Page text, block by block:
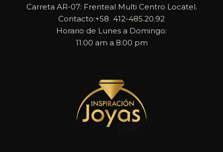
Carreta AR-07: Frenteal Multi Centro Locatel.
Contacto:+58 412-485.20.92
Horario de Lunes a Domingo:
11:00 am a 8:00 pm